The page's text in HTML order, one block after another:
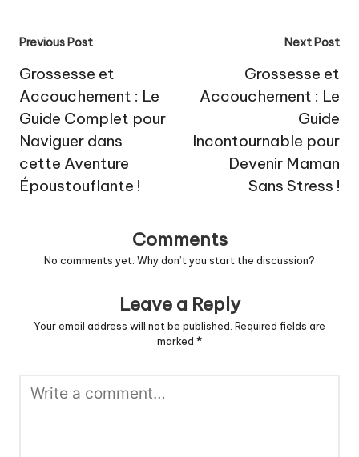
Post
navigation
Previous Post
Grossesse et
Accouchement : Le
Guide Complet pour
Naviguer dans
cette Aventure
Époustouflante !
Next Post
Grossesse et
Accouchement : Le
Guide
Incontournable pour
Devenir Maman
Sans Stress !
Comments
No comments yet. Why don’t you start the discussion?
Leave a Reply
Your email address will not be published. Required fields are
marked *